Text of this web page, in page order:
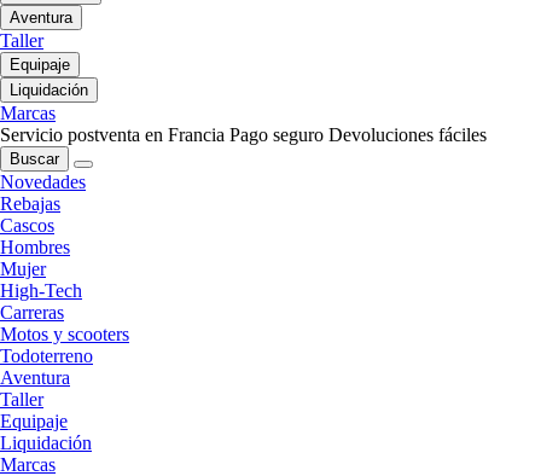
Aventura
Taller
Equipaje
Liquidación
Marcas
Servicio postventa en Francia Pago seguro Devoluciones fáciles
Buscar
Novedades
Rebajas
Cascos
Hombres
Mujer
High-Tech
Carreras
Motos y scooters
Todoterreno
Aventura
Taller
Equipaje
Liquidación
Marcas